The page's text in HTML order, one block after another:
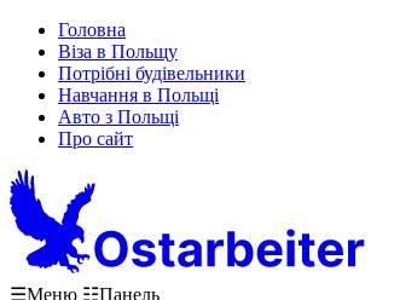
Головна
Віза в Польщу
Потрібні будівельники
Навчання в Польщі
Авто з Польщі
Про сайт
☰Меню ☷Панель